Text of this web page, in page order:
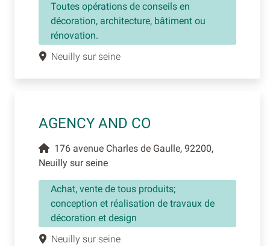
Toutes opérations de conseils en
décoration, architecture, bâtiment ou
rénovation.
Neuilly sur seine
AGENCY AND CO
176 avenue Charles de Gaulle, 92200,
Neuilly sur seine
Achat, vente de tous produits;
conception et réalisation de travaux de
décoration et design
Neuilly sur seine